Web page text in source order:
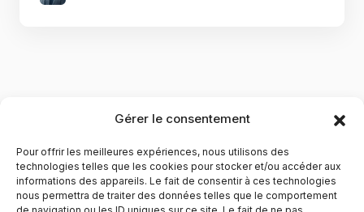
Gérer le consentement
Pour offrir les meilleures expériences, nous utilisons des
technologies telles que les cookies pour stocker et/ou accéder aux
informations des appareils. Le fait de consentir à ces technologies
nous permettra de traiter des données telles que le comportement